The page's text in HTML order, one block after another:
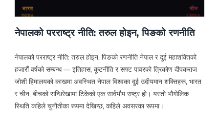
नेपालको परराष्ट्र नीति: तरुल होइन, पिङको रणनीति
नेपालको परराष्ट्र नीति: तरुल होइन, पिङको रणनीति नेपाल र दुई महाशक्तिको
हजारौं वर्षको सम्बन्ध — इतिहास, कूटनीति र सफ्ट पावरको त्रिकोण दीपकराज
जोशी हिमालयको काखमा अवस्थित नेपाल विश्वका दुई उदीयमान शक्तिहरू, भारत
र चीन, बीचको सन्धिरेखामा टिकेको एक सार्वभौम राष्ट्र हो। यस्तो भौगोलिक
स्थिति कहिले चुनौतीका रूपमा देखिन्छ, कहिले अवसरका रूपमा।